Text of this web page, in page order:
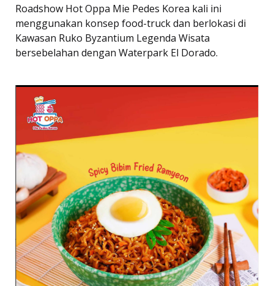
Roadshow Hot Oppa Mie Pedes Korea kali ini
menggunakan konsep food-truck dan berlokasi di
Kawasan Ruko Byzantium Legenda Wisata
bersebelahan dengan Waterpark El Dorado.